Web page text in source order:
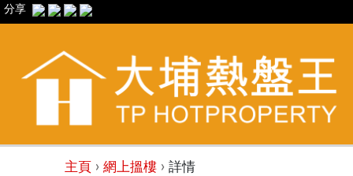
分享
主頁 › 網上搵樓 › 詳情